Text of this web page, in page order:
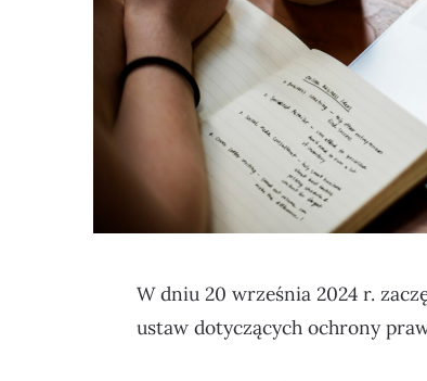
W dniu 20 września 2024 r.
ustaw dotyczących ochrony